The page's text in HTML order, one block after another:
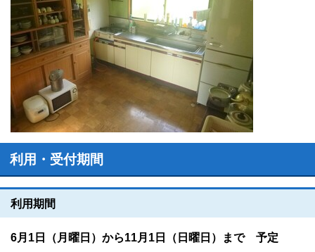
利用・受付期間
利用期間
6月1日（月曜日）から11月1日（日曜日）まで 予定